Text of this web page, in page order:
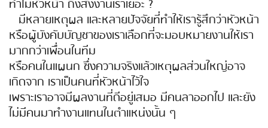
ทำไมหัวหน้า ถึงสั่งงานเราเยอะ ?
มีหลายเหตุผล และหลายปัจจัยที่ทำให้เรารู้สึกว่าหัวหน้า
หรือผู้บังคับบัญชาของเราเลือกที่จะมอบหมายงานให้เรา
มากกว่าเพื่อนในทีม
หรือคนในแผนก ซึ่งความจริงแล้วเหตุผลส่วนใหญ่อาจ
เกิดจาก เราเป็นคนที่หัวหน้าไว้ใจ
เพราะเราอาจมีผลงานที่ดีอยู่เสมอ มีคนลาออกไป และยัง
ไม่มีคนมาทำงานแทนในตำแหน่งนั้น ๆ